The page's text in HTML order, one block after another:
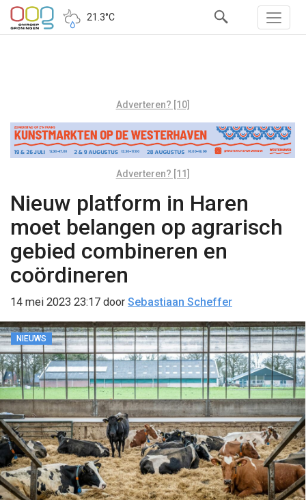
21.3°C
Adverteren? [10]
Adverteren? [11]
Nieuw platform in Haren
moet belangen op agrarisch
gebied combineren en
coördineren
14 mei 2023 23:17 door Sebastiaan Scheffer
NIEUWS